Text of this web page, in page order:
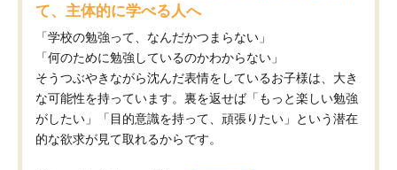
て、主体的に学べる人へ
「学校の勉強って、なんだかつまらない」
「何のために勉強しているのかわからない」
そうつぶやきながら沈んだ表情をしているお子様は、大き
な可能性を持っています。裏を返せば「もっと楽しい勉強
がしたい」「目的意識を持って、頑張りたい」という潜在
的な欲求が見て取れるからです。